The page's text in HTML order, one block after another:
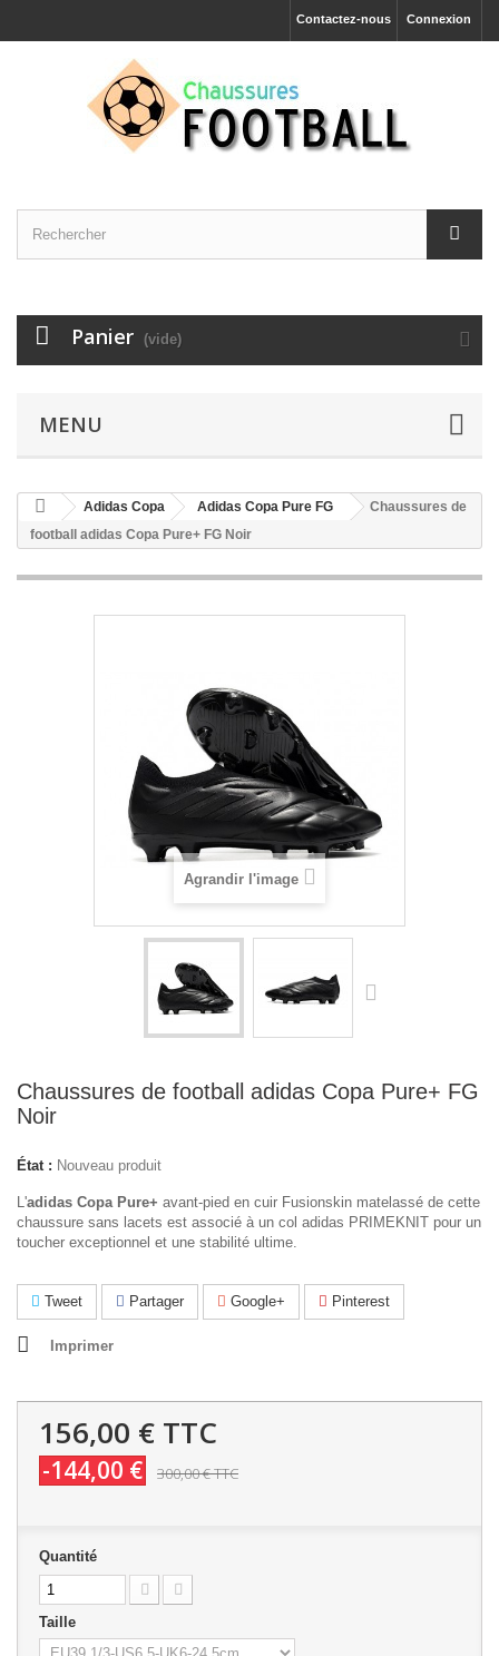
Connexion
Contactez-nous
Panier (vide)
MENU
Adidas Copa Adidas Copa Pure FG
Chaussures de
football adidas Copa Pure+ FG Noir
Agrandir l'image
Chaussures de football adidas Copa Pure+ FG
Noir
État : Nouveau produit
L'adidas Copa Pure+ avant-pied en cuir Fusionskin matelassé de cette
chaussure sans lacets est associé à un col adidas PRIMEKNIT pour un
toucher exceptionnel et une stabilité ultime.
Tweet Partager Google+ Pinterest
Imprimer
156,00 € TTC
-144,00 € 300,00 €TTC
Quantité
Taille